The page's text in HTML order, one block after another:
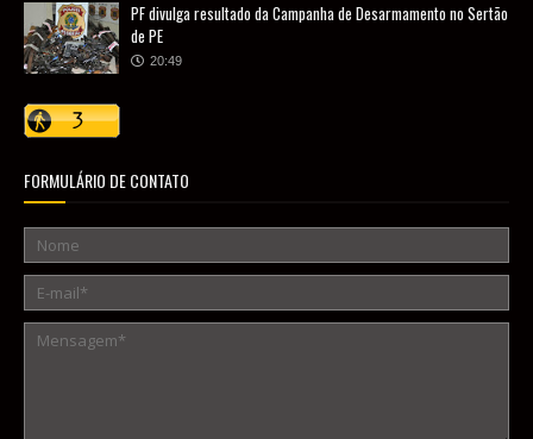
PF divulga resultado da Campanha de Desarmamento no Sertão
de PE
20:49
FORMULÁRIO DE CONTATO